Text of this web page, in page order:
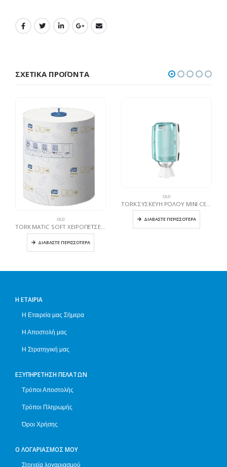
ΣΧΕΤΙΚΆ ΠΡΟΪΌΝΤΑ
OLD
TORK MATIC SOFT ΧΕΙΡΟΠΕΤΣΕΤΑ ΣΕ ΡΟΛΟ
ΔΙΑΒΆΣΤΕ ΠΕΡΙΣΣΌΤΕΡΑ
OLD
ΔΙΑΒΆΣΤΕ ΠΕΡΙΣΣΌΤΕΡΑ
Η ΕΤΑΙΡΊΑ
Η Εταιρεία μας Σήμερα
Η Αποστολή μας
Η Στρατηγική μας
ΕΞΥΠΗΡΈΤΗΣΗ ΠΕΛΑΤΏΝ
Τρόποι Αποστολής
Τρόποι Πληρωμής
Όροι Χρήσης
Ο ΛΟΓΑΡΙΑΣΜΌΣ ΜΟΥ
Στοιχεία λογαριασμού